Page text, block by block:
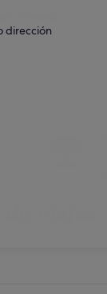
dirección
un recargo.